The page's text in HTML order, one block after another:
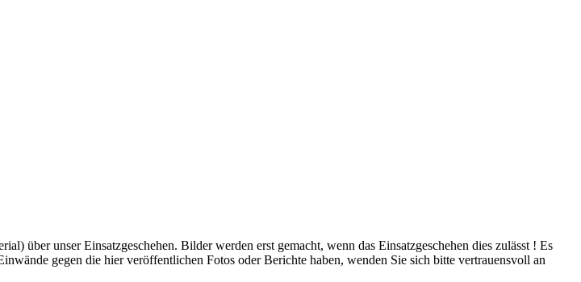
über unser Einsatzgeschehen. Bilder werden erst gemacht, wenn das Einsatzgeschehen dies zulässt ! Es
gegen die hier veröffentlichen Fotos oder Berichte haben, wenden Sie sich bitte vertrauensvoll an